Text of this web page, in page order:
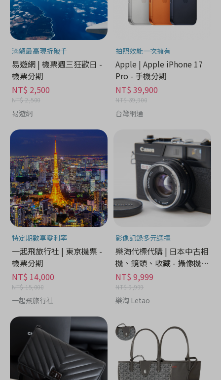
滿額最高現折破千
易遊網 | 機票週三狂歡日 -
機票分期
NT$ 2,500
NT$ 2,500
易遊網
拍照效能一次擁有
Apple | Apple iPhone 17
Pro - 手機分期
NT$ 39,900
NT$ 39,900
台灣網通
特定期數享零利率
一起飛旅行社 | 東京機票 -
機票分期
NT$ 14,000
NT$ 15,000
一起飛旅行社
影像記錄多元選擇
樂淘代標代購 | 日本中古相
機、鏡頭、收藏 - 攝像機分
期
NT$ 9,999
NT$ 9,999
樂淘 Letao